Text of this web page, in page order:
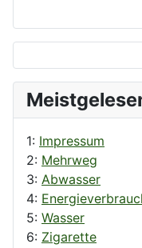
1: Impressum
2: Mehrweg
3: Abwasser
4:
5: Wasser
6: Zigarette